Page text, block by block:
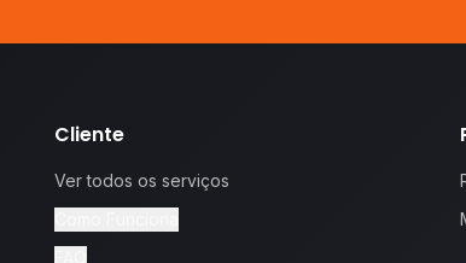
Cliente
Ver todos os serviços